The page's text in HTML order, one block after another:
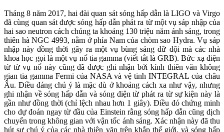
Tháng 8 năm 2017, hai đài quan sát sóng hấp dẫn là LIGO và Virgo
đã cùng quan sát được sóng hấp dẫn phát ra từ một vụ sáp nhập của
hai sao neutron cách chúng ta khoảng 130 triệu năm ánh sáng, trong
thiên hà NGC 4993, nằm ở phía Nam của chòm sao Hydra. Vụ sáp
nhập này đồng thời gây ra một vụ bùng sáng dữ dội mà các nhà
khoa học gọi là một vụ nổ tia gamma (viết tắt là GRB). Bức xạ điện
từ từ vụ nổ này cũng đã được ghi nhận bởi kính thiên văn không
gian tia gamma Fermi của NASA và vệ tinh INTEGRAL của châu
Âu. Điều đáng chú ý là mặc dù ở khoảng cách xa như vậy, nhưng
ghi nhận về sóng hấp dẫn và sóng điện từ phát ra từ sự kiện này là
gần như đồng thời (chỉ lệch nhau hơn 1 giây). Điều đó chứng minh
cho dự đoán ngay từ đầu của Einstein rằng sóng hấp dẫn cũng dịch
chuyển trong không gian với vận tốc ánh sáng. Xác nhận này đã thu
hút sự chú ý của các nhà thiên văn trên khắp thế giới, và sóng hấp